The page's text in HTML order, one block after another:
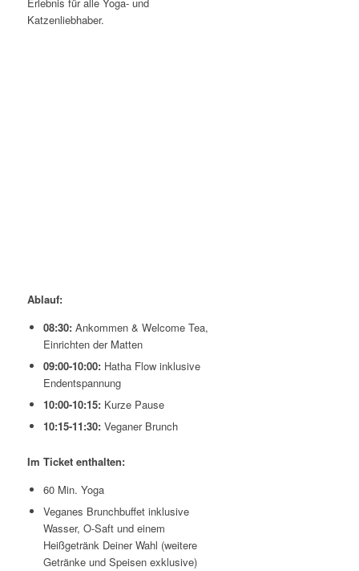
Katzenliebhaber.
Ablauf:
08:30:Ankommen & Welcome Tea,
Einrichten der Matten
09:00-10:00:Hatha Flow inklusive
Endentspannung
10:00-10:15:Kurze Pause
10:15-11:30:Veganer Brunch
Im Ticket enthalten:
60 Min. Yoga
Veganes Brunchbuffet inklusive
Wasser, O-Saft und einem
Heißgetränk Deiner Wahl (weitere
Getränke und Speisen exklusive)